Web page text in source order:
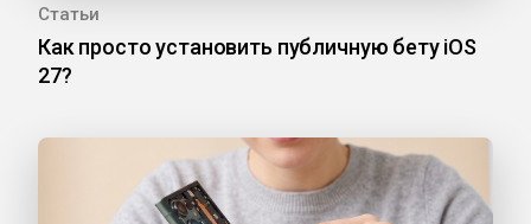
Статьи
Как просто установить публичную бету iOS
27?